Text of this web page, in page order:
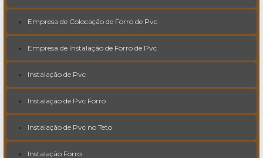
Empresa de Colocação de Forro de Pvc
Empresa de Instalação de Forro de Pvc
Instalação de Pvc
Instalação de Pvc Forro
Instalação de Pvc no Teto
Instalação Forro